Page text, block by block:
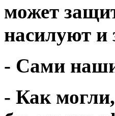
может
насилуют и
- Сами
- Как